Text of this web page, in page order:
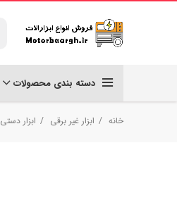
دسته بندی محصولات
خانه ابزار غیر برقی ابزار دستی